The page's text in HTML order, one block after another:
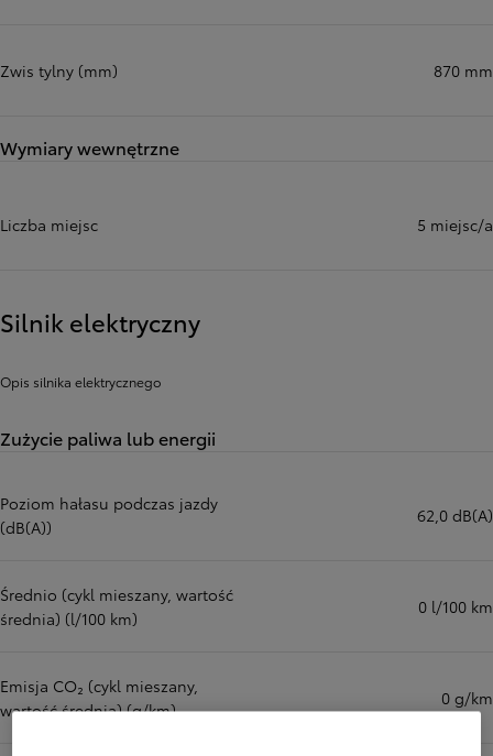
Zwis tylny (mm) 870 mm
Wymiary wewnętrzne
Liczba miejsc 5 miejsc/a
Silnik elektryczny
Opis silnika elektrycznego
Zużycie paliwa lub energii
Poziom hałasu podczas jazdy
(dB(A))
62,0 dB(A)
Średnio (cykl mieszany, wartość
średnia) (l/100 km)
0 l/100 km
Emisja CO₂ (cykl mieszany,
wartość średnia) (g/km)
0 g/km